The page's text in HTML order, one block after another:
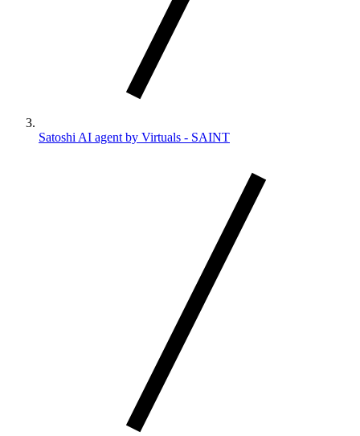
Satoshi AI agent by Virtuals - SAINT